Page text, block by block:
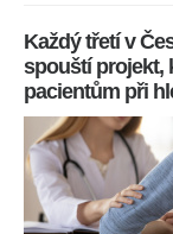
Každý třetí v
spouští projekt,
pacientům při